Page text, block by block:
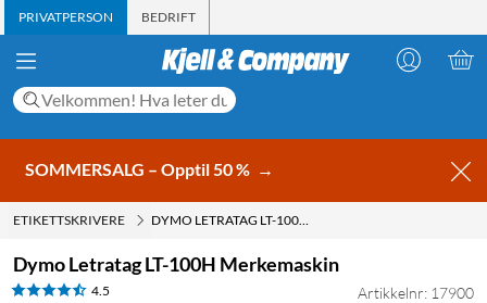
PRIVATPERSON BEDRIFT
SOMMERSALG – Opptil 50 % →
ETIKETTSKRIVERE DYMO LETRATAG LT-100H MERKEMASKIN
Dymo Letratag LT-100H Merkemaskin
4.5 Artikkelnr: 17900